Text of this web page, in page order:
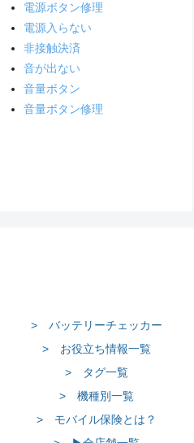
電源ボタン修理
電源入らない
非接触決済
音が出ない
音量ボタン
音量ボタン修理
> バッテリーチェッカー
> お役立ち情報一覧
> タグ一覧
> 機種別一覧
> モバイル保険とは？